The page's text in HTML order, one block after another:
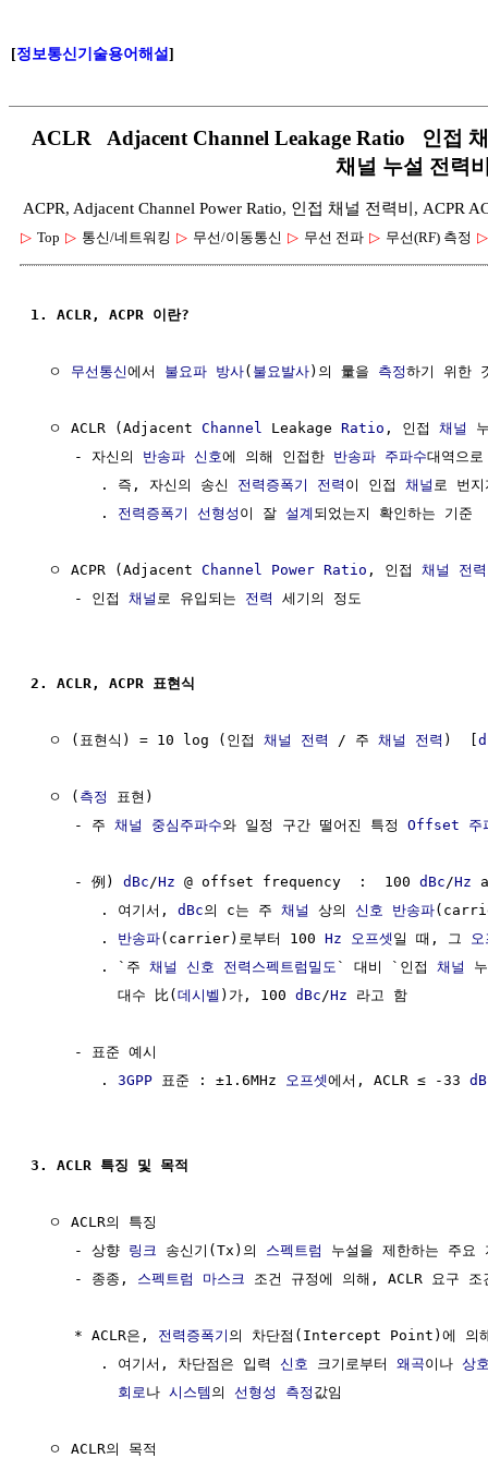
[정보통신기술용어해설]
ACLR Adjacent Channel Leakage Ratio 인접
채널 누설 전력
ACPR, Adjacent Channel Power Ratio, 인접 채널 전력비, ACPR
▷ Top ▷ 통신/네트워킹 ▷ 무선/이동통신 ▷ 무선 전파 ▷ 무선(RF) 측정 ▷
1. ACLR, ACPR 이란?
  ㅇ
무선통신에서 불요파 방사( 불요발사)의 量을 측정하기 위한
  ㅇ ACLR (Adjacent
Channel Leakage Ratio , 인접 채널
     - 자신의
반송파 신호에 의해 인접한 반송파 주파수대역으
        . 즉, 자신의 송신
전력증폭기 전력 이 인접 채널 로 번
        .
전력증폭기 선형성 이 잘 설계 되었는지 확인하는 기준
  ㅇ ACPR (Adjacent
Channel Power Ratio , 인접 채널 전력
     - 인접
채널 로 유입되는 전력 세기의 정도
2. ACLR, ACPR 표현식
  ㅇ (표현식) = 10 log (인접
채널 전력 / 주 채널 전력 )  [
  ㅇ (
측정
표현)
     - 주
채널 중심주파수와 일정 구간 떨어진 특정 Offset 주
     - 例)
dBc /Hz @ offset frequency  :  100 dBc /Hz
        . 여기서,
dBc의 c는 주 채널 상의 신호 반송파
        .
반송파(carrier)로부터 100 Hz 오프셋 일 때, 그
        . `주
채널 신호 전력스펙트럼밀도 ` 대비 `인접 채널
          대수 比(
데시벨 )가, 100 dBc /Hz 라고 함
     - 표준 예시
        .
3GPP 표준 : ±1.6MHz 오프셋에서, ACLR ≤ -33
3. ACLR 특징 및 목적
  ㅇ ACLR의 특징
     - 상향
링크 송신기(Tx)의 스펙트럼
누설을 제한하는 주요
     - 종종,
스펙트럼 마스크 조건 규정에 의해, ACLR 요구 조
     * ACLR은,
전력증폭기 의 차단점(Intercept Point)에 의
        . 여기서, 차단점은 입력
신호 크기로부터 왜곡이나 상
회로 나 시스템 의 선형성 측정 값임
  ㅇ ACLR의 목적